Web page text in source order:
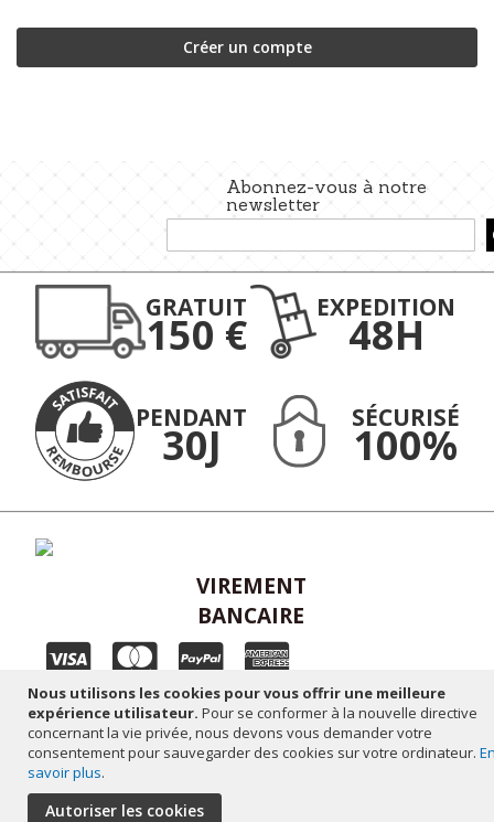
Nous utilisons les cookies pour vous offrir une meilleure
expérience utilisateur. Pour se conformer à la nouvelle directive
concernant la vie privée, nous devons vous demander votre
consentement pour sauvegarder des cookies sur votre ordinateur.
savoir plus.
Autoriser les cookies
Créer un compte
Abonnez-vous à notre
newsletter
à
notre
d’information
GRATUIT
150 €
EXPEDITION
48H
PENDANT
30J
SÉCURISÉ
100%
VIREMENT
BANCAIRE
Plan du site - Mentions légales - Réalisation altaïsweb